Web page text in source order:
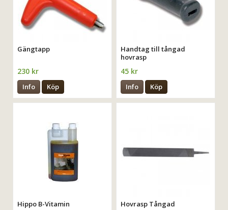
Gängtapp
230 kr
Info Köp
Handtag till tångad
hovrasp
45 kr
Info Köp
Hippo B-Vitamin Hovrasp Tångad